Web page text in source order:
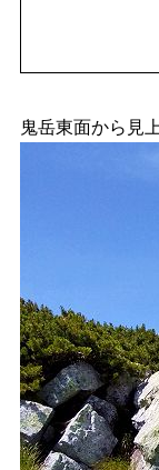
鬼岳東面から見